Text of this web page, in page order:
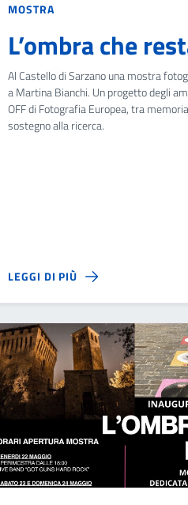
MOSTRA
L’ombra che
Al Castello di Sarzano una mostra
a Martina Bianchi. Un progetto degli
OFF di Fotografia Europea, tra
sostegno alla ricerca.
LEGGI DI PIÙ